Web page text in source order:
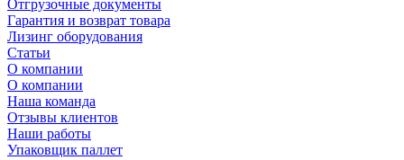
Отгрузочные документы
Гарантия и возврат товара
Лизинг оборудования
Статьи
О компании
О компании
Наша команда
Отзывы клиентов
Наши работы
Упаковщик паллет